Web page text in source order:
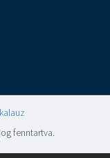
fenntartva.